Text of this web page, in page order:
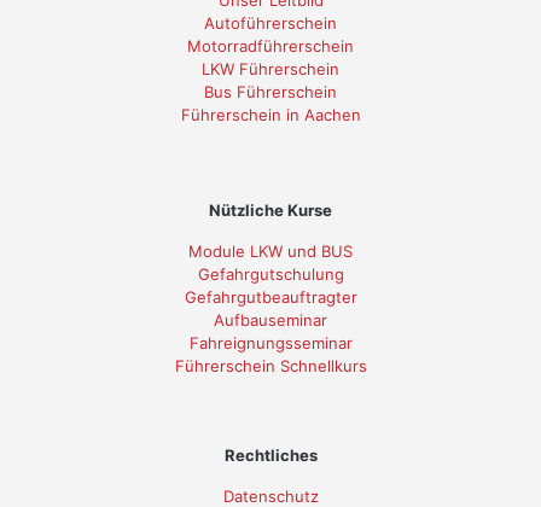
Autoführerschein
Motorradführerschein
LKW Führerschein
Bus Führerschein
Führerschein in Aachen
Nützliche Kurse
Module LKW und BUS
Gefahrgutschulung
Gefahrgutbeauftragter
Aufbauseminar
Fahreignungsseminar
Führerschein Schnellkurs
Rechtliches
Datenschutz